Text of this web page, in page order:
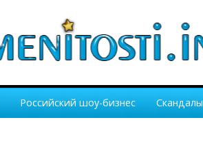
Российский шоу-бизнес Скандалы